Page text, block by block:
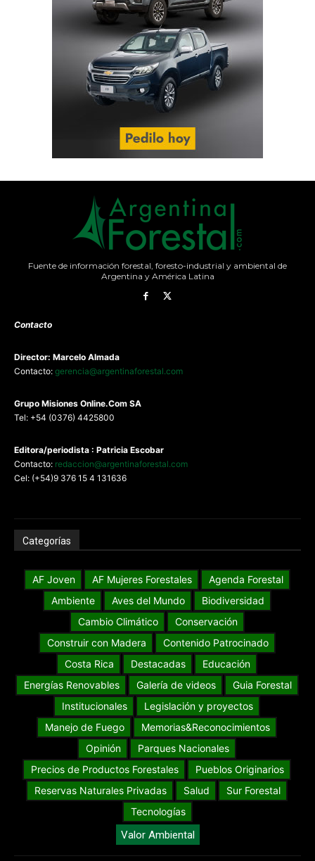
Fuente de información forestal, foresto-industrial y ambiental de
Argentina y América Latina
Contacto
Director: Marcelo Almada
Contacto: gerencia@argentinaforestal.com
Grupo Misiones Online.Com SA
Tel: +54 (0376) 4425800
Editora/periodista : Patricia Escobar
Contacto: redaccion@argentinaforestal.com
Cel: (+54)9 376 15 4 131636
Categorías
AF Joven AF Mujeres Forestales
Agenda Forestal
Ambiente
Aves del Mundo
Biodiversidad
Cambio Climático
Conservación
Construir con Madera
Contenido Patrocinado
Costa Rica
Destacadas
Educación
Energías Renovables
Galería de videos
Guia Forestal
Institucionales
Legislación y proyectos
Manejo de Fuego
Memorias&Reconocimientos
Opinión
Parques Nacionales
Precios de Productos Forestales
Pueblos Originarios
Reservas Naturales Privadas
Salud
Sur Forestal
Tecnologías
Valor Ambiental